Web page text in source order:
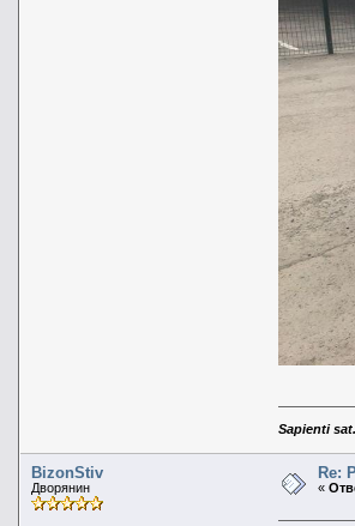
Sapienti sat.
BizonStiv
Дворянин
Re:
«